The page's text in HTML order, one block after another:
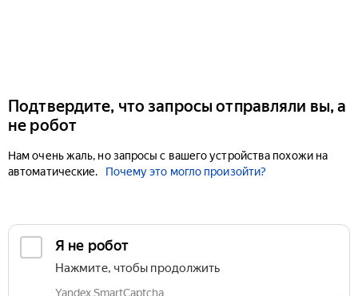
Подтвердите, что запросы отправляли вы, а
не робот
Нам очень жаль, но запросы с вашего устройства похожи на
автоматические.
Почему это могло произойти?